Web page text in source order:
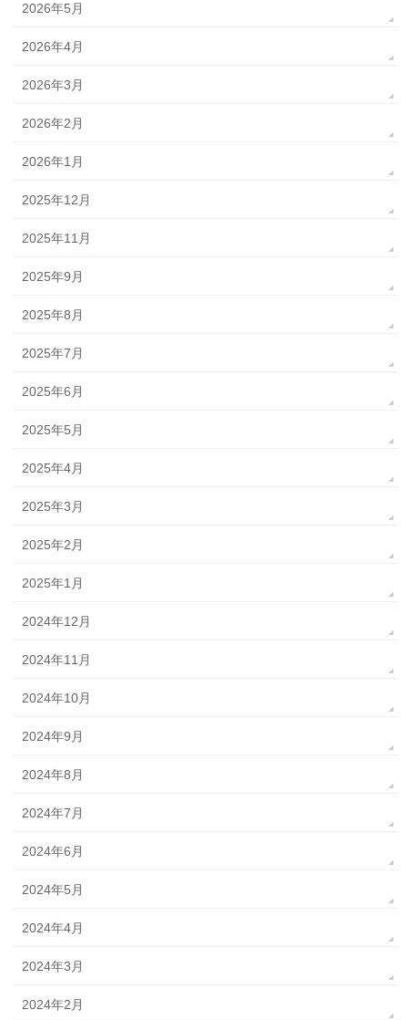
2026年5月
2026年4月
2026年3月
2026年2月
2026年1月
2025年12月
2025年11月
2025年9月
2025年8月
2025年7月
2025年6月
2025年5月
2025年4月
2025年3月
2025年2月
2025年1月
2024年12月
2024年11月
2024年10月
2024年9月
2024年8月
2024年7月
2024年6月
2024年5月
2024年4月
2024年3月
2024年2月